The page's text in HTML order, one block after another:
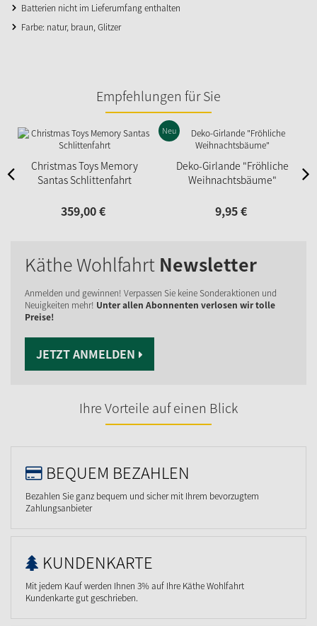
Batterien nicht im Lieferumfang enthalten
Farbe: natur, braun, Glitzer
Empfehlungen für Sie
Christmas Toys Memory
Santas Schlittenfahrt
359,00€
Deko-Girlande "Fröhliche
Weihnachtsbäume"
Neu
9,95€
Käthe Wohlfahrt Newsletter
Anmelden und gewinnen! Verpassen Sie keine Sonderaktionen und
Neuigkeiten mehr! Unter allen Abonnenten verlosen wir tolle
Preise!
JETZT ANMELDEN
Ihre Vorteile auf einen Blick
BEQUEM BEZAHLEN
Bezahlen Sie ganz bequem und sicher mit Ihrem bevorzugtem
Zahlungsanbieter
KUNDENKARTE
Mit jedem Kauf werden Ihnen 3% auf Ihre Käthe Wohlfahrt
Kundenkarte gut geschrieben.